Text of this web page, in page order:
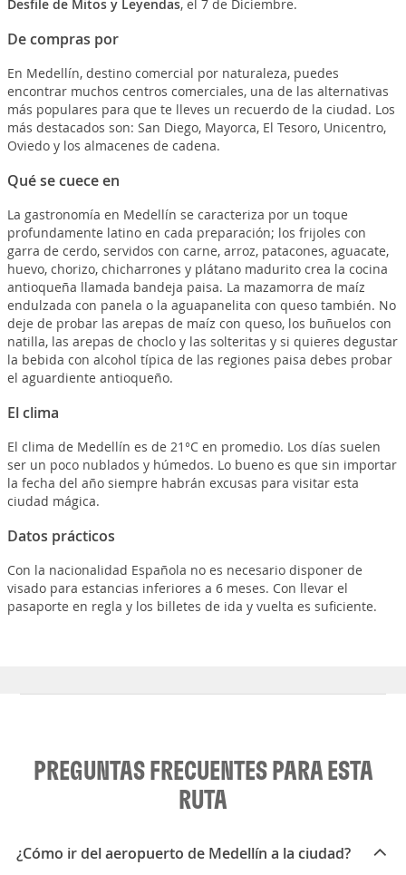
Desfile de Mitos y Leyendas, el 7 de Diciembre.
De compras por
En Medellín, destino comercial por naturaleza, puedes
encontrar muchos centros comerciales, una de las alternativas
más populares para que te lleves un recuerdo de la ciudad. Los
más destacados son: San Diego, Mayorca, El Tesoro, Unicentro,
Oviedo y los almacenes de cadena.
Qué se cuece en
La gastronomía en Medellín se caracteriza por un toque
profundamente latino en cada preparación; los frijoles con
garra de cerdo, servidos con carne, arroz, patacones, aguacate,
huevo, chorizo, chicharrones y plátano madurito crea la cocina
antioqueña llamada bandeja paisa. La mazamorra de maíz
endulzada con panela o la aguapanelita con queso también. No
deje de probar las arepas de maíz con queso, los buñuelos con
natilla, las arepas de choclo y las solteritas y si quieres degustar
la bebida con alcohol típica de las regiones paisa debes probar
el aguardiente antioqueño.
El clima
El clima de Medellín es de 21°C en promedio. Los días suelen
ser un poco nublados y húmedos. Lo bueno es que sin importar
la fecha del año siempre habrán excusas para visitar esta
ciudad mágica.
Datos prácticos
Con la nacionalidad Española no es necesario disponer de
visado para estancias inferiores a 6 meses. Con llevar el
pasaporte en regla y los billetes de ida y vuelta es suficiente.
PREGUNTAS FRECUENTES PARA ESTA
RUTA
¿Cómo ir del aeropuerto de Medellín a la ciudad?